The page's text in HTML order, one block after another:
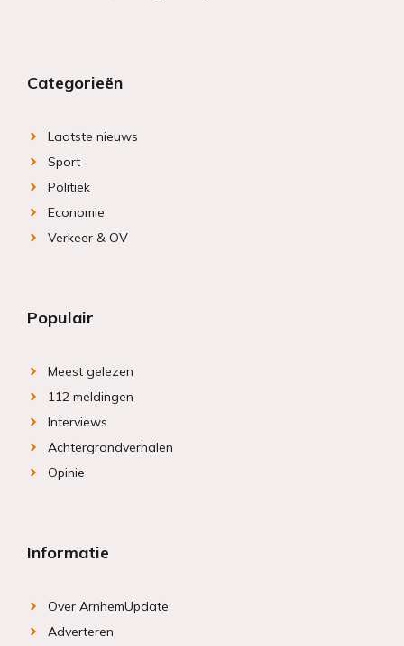
Categorieën
Laatste nieuws
Sport
Politiek
Economie
Verkeer & OV
Populair
Meest gelezen
112 meldingen
Interviews
Achtergrondverhalen
Opinie
Informatie
Over ArnhemUpdate
Adverteren